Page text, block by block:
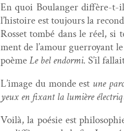
En quoi Boulanger dif­fère-t-il
l’histoire est tou­jours la
Ros­set tombé dans le réel,
ment de l’amour guer­roy­ant
poèmeLe bel endor­mi. S’il
L’image du monde est une
yeux en fix­ant la lumière
Voilà, la poésie est